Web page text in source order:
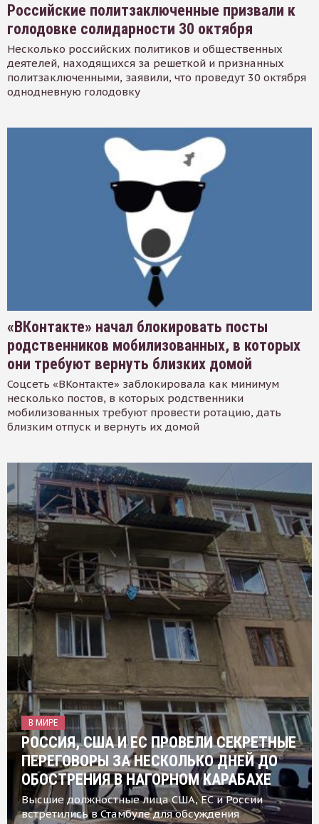
Российские политзаключенные призвали к
голодовке солидарности 30 октября
Несколько российских политиков и общественных
деятелей, находящихся за решеткой и признанных
политзаключенными, заявили, что проведут 30 октября
однодневную голодовку
«ВКонтакте» начал блокировать посты
родственников мобилизованных, в которых
они требуют вернуть близких домой
Соцсеть «ВКонтакте» заблокировала как минимум
несколько постов, в которых родственники
мобилизованных требуют провести ротацию, дать
близким отпуск и вернуть их домой
В МИРЕ
РОССИЯ, США И ЕС ПРОВЕЛИ СЕКРЕТНЫЕ
ПЕРЕГОВОРЫ ЗА НЕСКОЛЬКО ДНЕЙ ДО
ОБОСТРЕНИЯ В НАГОРНОМ КАРАБАХЕ
Высшие должностные лица США, ЕС и России
встретились в Стамбуле для обсуждения